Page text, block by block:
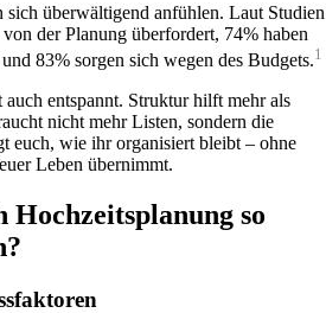
überwältigend anfühlen. Laut Studien
der Planung überfordert, 74% haben
83% sorgen sich wegen des Budgets.1
entspannt. Struktur hilft mehr als
nicht mehr Listen, sondern die
euch, wie ihr organisiert bleibt – ohne
Leben übernimmt.
so